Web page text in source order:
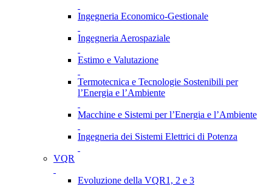
Ingegneria Economico-Gestionale
Ingegneria Aerospaziale
Estimo e Valutazione
Termotecnica e Tecnologie Sostenibili per
l’Energia e l’Ambiente
Macchine e Sistemi per l’Energia e l’Ambiente
Ingegneria dei Sistemi Elettrici di Potenza
VQR
Evoluzione della VQR1, 2 e 3